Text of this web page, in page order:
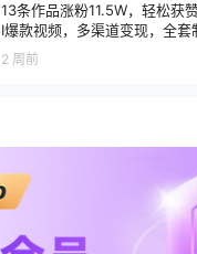
13条作品涨粉11.5W，轻松获
I爆款视频，多渠道变现，全套
2 周前